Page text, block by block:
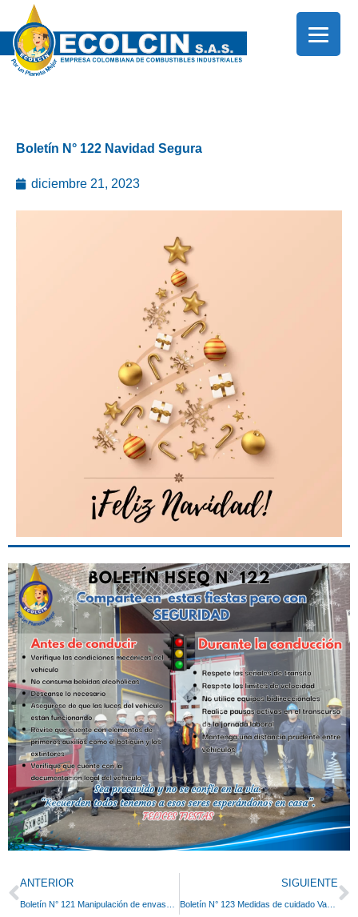
al
contenido
Boletín N° 122 Navidad Segura
diciembre 21, 2023
Prev
ANTERIOR SIGUIENTE
Boletín N° 123 Medidas de cuidado Variante COVID